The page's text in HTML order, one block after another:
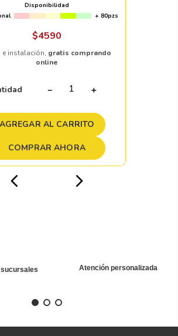
Disponibilidad
+ 80pzs
$4590
e instalación, gratis comprando
online
＋
－
AGREGAR AL CARRITO
COMPRAR AHORA
Atención personalizada